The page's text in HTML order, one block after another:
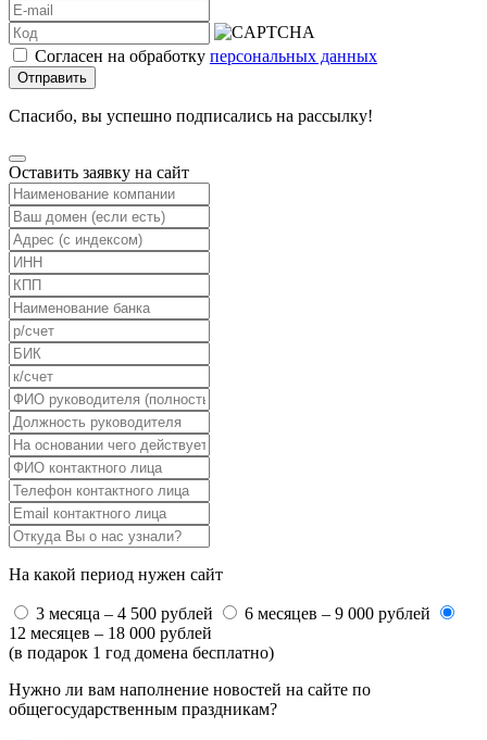
Согласен на обработку персональных данных
Отправить
Спасибо, вы успешно подписались на рассылку!
Оставить заявку на сайт
На какой период нужен сайт
3 месяца – 4 500 рублей
6 месяцев – 9 000 рублей
12 месяцев – 18 000 рублей
(в подарок 1 год домена бесплатно)
Нужно ли вам наполнение новостей на сайте по
общегосударственным праздникам?